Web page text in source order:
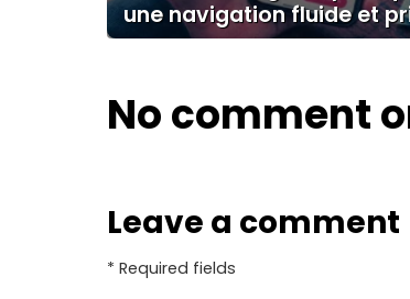
une navigation fluide et
No comment
Leave a comment
* Required fields